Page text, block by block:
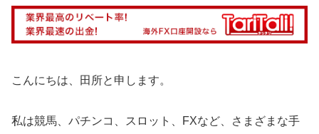
こんにちは、田所と申します。
私は競馬、パチンコ、スロット、FXなど、さまざまな手